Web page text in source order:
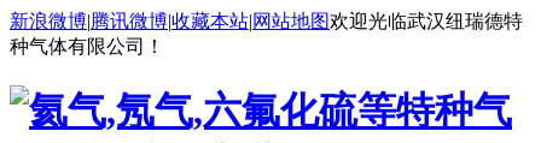
新浪微博|腾讯微博|收藏本站|网站地图欢迎光临武汉纽瑞德特
种气体有限公司！